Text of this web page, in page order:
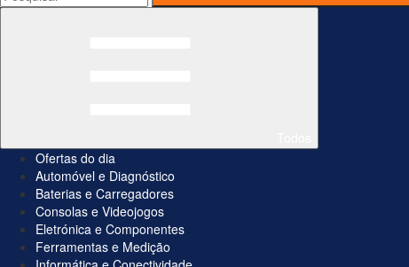
Ofertas do dia
Automóvel e Diagnóstico
Baterias e Carregadores
Consolas e Videojogos
Eletrónica e Componentes
Ferramentas e Medição